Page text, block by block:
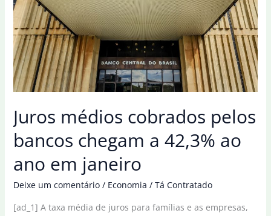
chegam
43,7%
ao
ano
em
Juros médios cobrados pelos
bancos chegam a 42,3% ao
ano em janeiro
Deixe um comentário / Economia / Tá Contratado
[ad_1] A taxa média de juros para famílias e as empresas,